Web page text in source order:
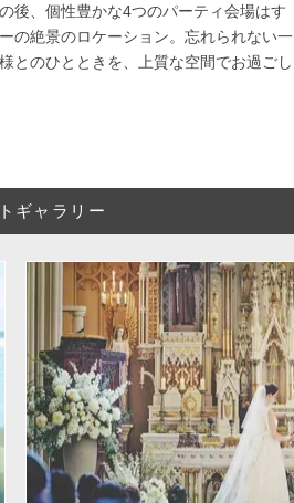
後、個性豊かな4つのパーティ会場はす
の絶景のロケーション。忘れられない一
とのひとときを、上質な空間でお過ごし
ギャラリー